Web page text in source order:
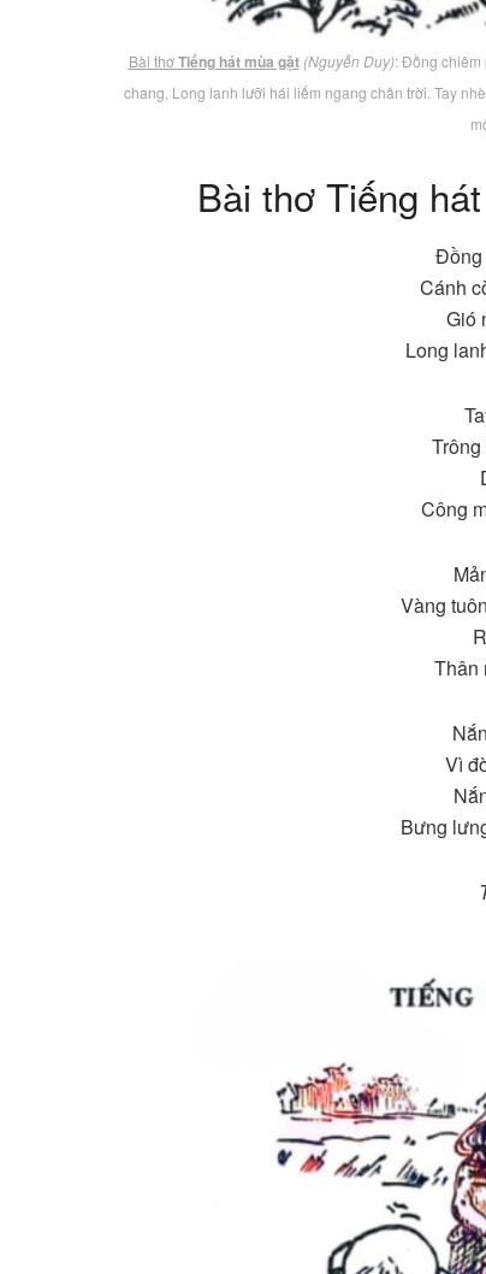
Bài thơTiếng hát mùa gặt (Nguyễn Duy): Đồng chiêm
chang, Long lanh lưỡi hái liếm ngang chân trời. Tay
Bài thơ Tiếng
Đồng
Cánh
Gió
Long
Công
Vàng
Thân
Vì
Bưng